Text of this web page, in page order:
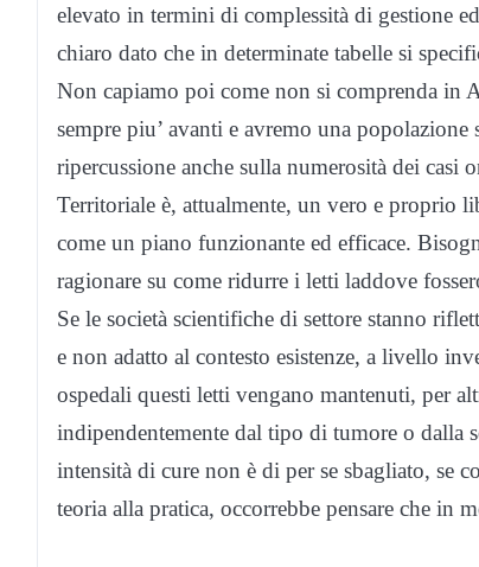
elevato in termini di complessità di gestione
chiaro dato che in determinate tabelle si
Non capiamo poi come non si comprenda in
sempre piu’ avanti e avremo una
ripercussione anche sulla numerosità dei casi
Territoriale è, attualmente, un vero e proprio
come un piano funzionante ed efficace.
ragionare su come ridurre i letti laddove
Se le società scientifiche di settore stanno
e non adatto al contesto esistenze, a livello
ospedali questi letti vengano mantenuti, per
indipendentemente dal tipo di tumore o dalla
intensità di cure non è di per se sbagliato, se
teoria alla pratica, occorrebbe pensare che in